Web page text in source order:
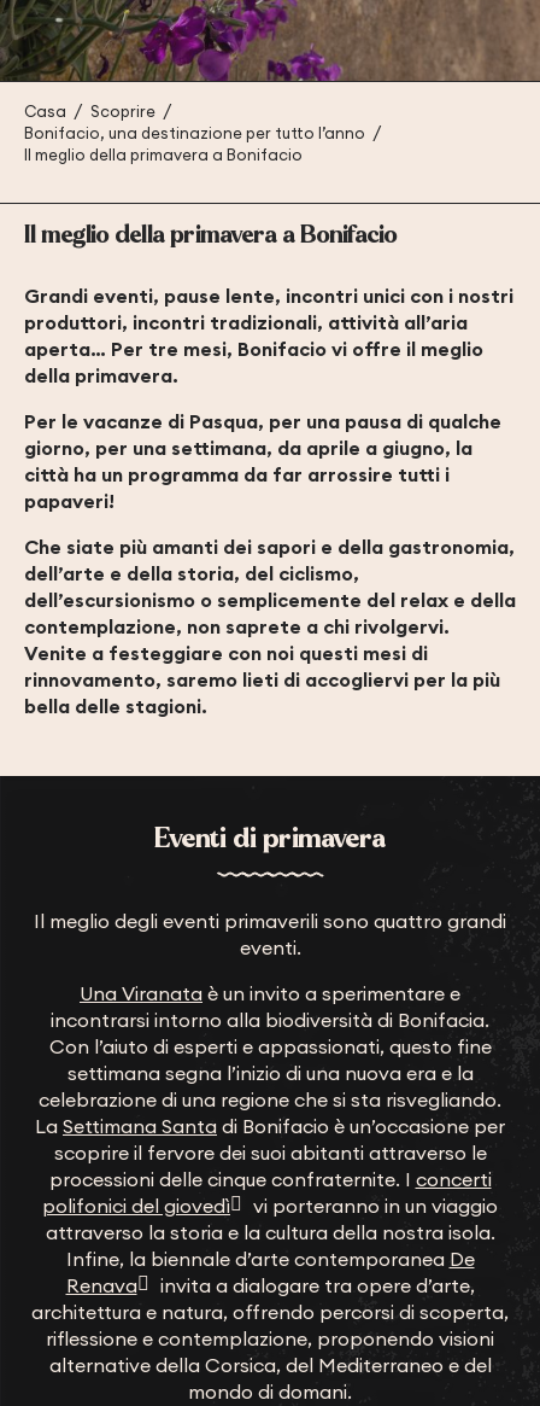
Casa
Scoprire
Bonifacio, una destinazione per tutto l’anno
Il meglio della primavera a Bonifacio
Il meglio della primavera a Bonifacio
Grandi eventi, pause lente, incontri unici con i nostri
produttori, incontri tradizionali, attività all’aria
aperta… Per tre mesi, Bonifacio vi offre il meglio
della primavera.
Per le vacanze di Pasqua, per una pausa di qualche
giorno, per una settimana, da aprile a giugno, la
città ha un programma da far arrossire tutti i
papaveri!
Che siate più amanti dei sapori e della gastronomia,
dell’arte e della storia, del ciclismo,
dell’escursionismo o semplicemente del relax e della
contemplazione, non saprete a chi rivolgervi.
Venite a festeggiare con noi questi mesi di
rinnovamento, saremo lieti di accogliervi per la più
bella delle stagioni.
Eventi di primavera
Il meglio degli eventi primaverili sono quattro grandi
eventi.
Una Viranata è un invito a sperimentare e
incontrarsi intorno alla biodiversità di Bonifacia.
Con l’aiuto di esperti e appassionati, questo fine
settimana segna l’inizio di una nuova era e la
celebrazione di una regione che si sta risvegliando.
La Settimana Santa di Bonifacio è un’occasione per
scoprire il fervore dei suoi abitanti attraverso le
processioni delle cinque confraternite. I concerti
polifonici del giovedì
vi porteranno in un viaggio
attraverso la storia e la cultura della nostra isola.
Infine, la biennale d’arte contemporanea De
Renava
invita a dialogare tra opere d’arte,
architettura e natura, offrendo percorsi di scoperta,
riflessione e contemplazione, proponendo visioni
alternative della Corsica, del Mediterraneo e del
mondo di domani.